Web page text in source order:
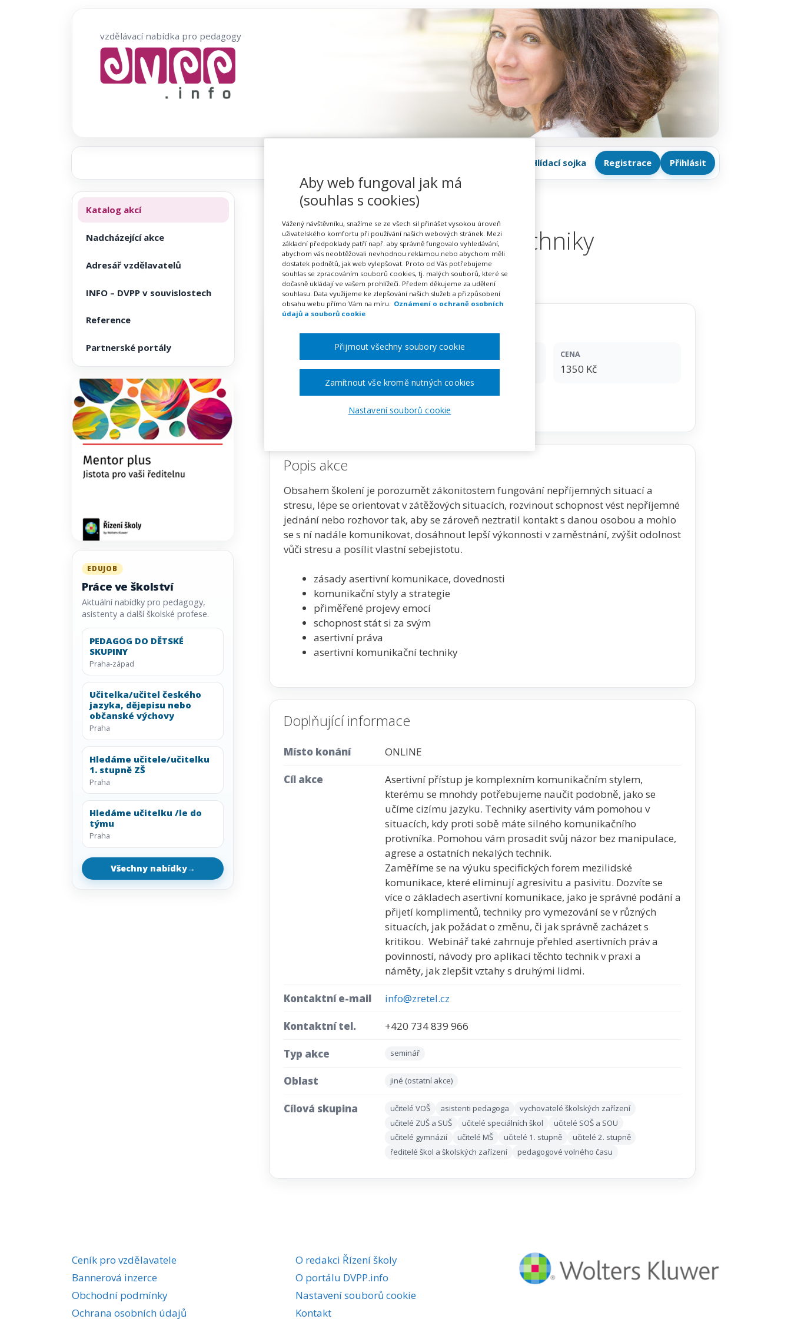
vzdělávací nabídka pro pedagogy
Hlídací sojka Registrace Přihlásit
Asertivní komunikační techniky
(webinář)
13. 01. 2027
MÍSTO
ONLINE
CENA
1350 Kč
Zobrazit akci na webu pořadatele
Popis akce
Obsahem školení je porozumět zákonitostem fungování nepříjemných situací a
stresu, lépe se orientovat v zátěžových situacích, rozvinout schopnost vést nepříjemné
jednání nebo rozhovor tak, aby se zároveň neztratil kontakt s danou osobou a mohlo
se s ní nadále komunikovat, dosáhnout lepší výkonnosti v zaměstnání, zvýšit odolnost
vůči stresu a posílit vlastní sebejistotu.
zásady asertivní komunikace, dovednosti
komunikační styly a strategie
přiměřené projevy emocí
schopnost stát si za svým
asertivní práva
asertivní komunikační techniky
Doplňující informace
Místo konání ONLINE
Cíl akce
Asertivní přístup je komplexním komunikačním stylem,
kterému se mnohdy potřebujeme naučit podobně, jako se
učíme cizímu jazyku. Techniky asertivity vám pomohou v
situacích, kdy proti sobě máte silného komunikačního
protivníka. Pomohou vám prosadit svůj názor bez manipulace,
agrese a ostatních nekalých technik.
Zaměříme se na výuku specifických forem mezilidské
komunikace, které eliminují agresivitu a pasivitu. Dozvíte se
více o základech asertivní komunikace, jako je správné podání a
přijetí komplimentů, techniky pro vymezování se v různých
situacích, jak požádat o změnu, či jak správně zacházet s
kritikou. Webinář také zahrnuje přehled asertivních práv a
povinností, návody pro aplikaci těchto technik v praxi a
náměty, jak zlepšit vztahy s druhými lidmi.
Kontaktní e-mail info@zretel.cz
Kontaktní tel. +420 734 839 966
Typ akce seminář
Oblast jiné (ostatní akce)
Cílová skupina učitelé VOŠ asistenti pedagoga
vychovatelé školských zařízení
učitelé ZUŠ a SUŠ
učitelé speciálních škol
učitelé SOŠ a SOU
učitelé gymnázií
učitelé MŠ učitelé 1. stupně
učitelé 2. stupně
ředitelé škol a školských zařízení
pedagogové volného času
Katalog akcí
Nadcházející akce
Adresář vzdělavatelů
INFO – DVPP v souvislostech
Reference
Partnerské portály
EDUJOB
Práce ve školství
Aktuální nabídky pro pedagogy,
asistenty a další školské profese.
PEDAGOG DO DĚTSKÉ
SKUPINY
Praha-západ
Učitelka/učitel českého
jazyka, dějepisu nebo
občanské výchovy
Praha
Hledáme učitele/učitelku
1. stupně ZŠ
Praha
Hledáme učitelku /le do
týmu
Praha
Všechny nabídky→
Ceník pro vzdělavatele
Bannerová inzerce
Obchodní podmínky
Ochrana osobních údajů
O redakci Řízení školy
O portálu DVPP.info
Nastavení souborů cookie
Kontakt
Aby web fungoval jak má
(souhlas s cookies)
Vážený návštěvníku, snažíme se ze všech sil přinášet vysokou úroveň
uživatelského komfortu při používání našich webových stránek. Mezi
základní předpoklady patří např. aby správně fungovalo vyhledávání,
abychom vás neobtěžovali nevhodnou reklamou nebo abychom měli
dostatek podnětů, jak web vylepšovat. Proto od Vás potřebujeme
souhlas se zpracováním souborů cookies, tj. malých souborů, které se
dočasně ukládají ve vašem prohlížeči. Předem děkujeme za udělení
souhlasu. Data využijeme ke zlepšování našich služeb a přizpůsobení
obsahu webu přímo Vám na míru.
Oznámení o ochraně osobních
údajů a souborů cookie
Nastavení souborů cookie
Zamítnout vše kromě nutných cookies
Přijmout všechny soubory cookie